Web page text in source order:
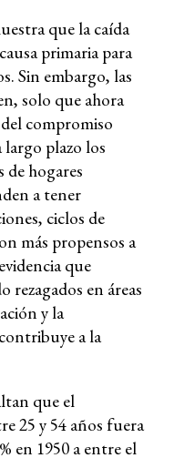
que la caída
primaria para
Sin embargo, las
solo que ahora
compromiso
plazo los
de hogares
a tener
ciclos de
más propensos a
que
rezagados en áreas
y la
a la
que el
25 y 54 años fuera
en 1950 a entre el